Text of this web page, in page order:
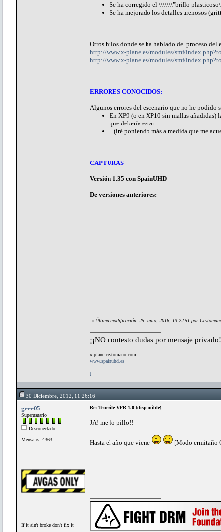
Se ha corregido el \\\\\\\"brillo
Se ha mejorado los detalles arenosos
Otros hilos donde se ha hablado del proceso del
http://www.x-plane.es/modules/smf/
http://www.x-plane.es/modules/smf/
ERRORES CONOCIDOS:
Algunos errores del escenario que no he podido
En XP9 (o en XP10 sin mallas añadidas)
que debería estar.
...(iré poniendo más a medida que me
CAPTURAS
Versión 1.35 con SpainUHD
De versiones anteriores:
« Última modificación: 25 Junio, 2016, 13:22:51 por
¡¡NO contesto dudas por mensaje
x-plane.cestomano.com
www.spainuhd.es
[
30 Diciembre, 2012, 11:26:16
grrr05
Superusuario
Desconectado
Mensajes: 4363
If it ain't broke don't fix it
Re: Tenerife VFR 1.0 (disponible)
JA! me lo pillo!!
Hasta el año que viene [Modo ermitaño